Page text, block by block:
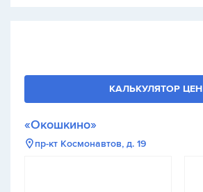
КАЛЬКУЛЯТОР ЦЕН
«Окошкино»
пр-кт Космонавтов, д. 19